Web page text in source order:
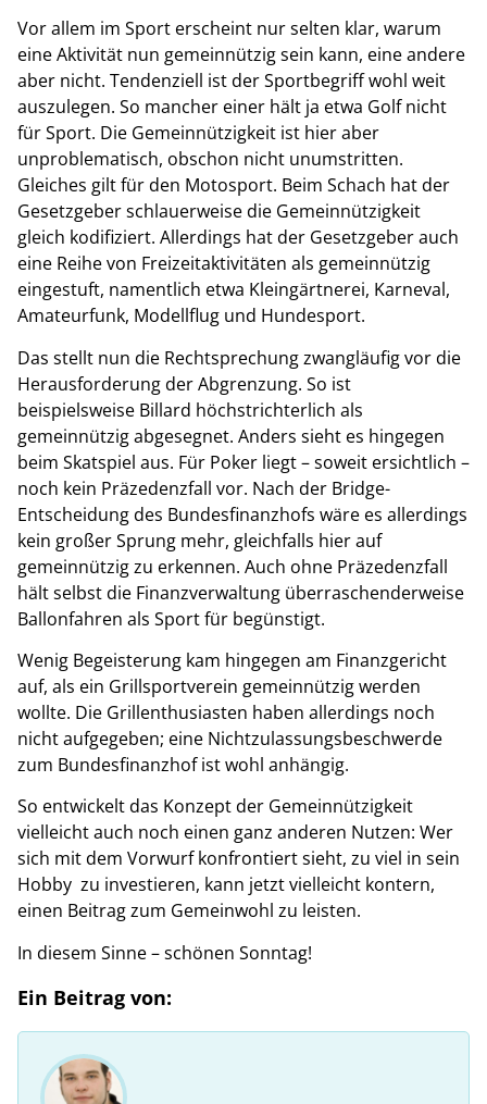
Vor allem im Sport erscheint nur selten klar, warum
eine Aktivität nun gemeinnützig sein kann, eine andere
aber nicht. Tendenziell ist der Sportbegriff wohl weit
auszulegen. So mancher einer hält ja etwa Golf nicht
für Sport. Die Gemeinnützigkeit ist hier aber
unproblematisch, obschon nicht unumstritten.
Gleiches gilt für den Motosport. Beim Schach hat der
Gesetzgeber schlauerweise die Gemeinnützigkeit
gleich kodifiziert. Allerdings hat der Gesetzgeber auch
eine Reihe von Freizeitaktivitäten als gemeinnützig
eingestuft, namentlich etwa Kleingärtnerei, Karneval,
Amateurfunk, Modellflug und Hundesport.
Das stellt nun die Rechtsprechung zwangläufig vor die
Herausforderung der Abgrenzung. So ist
beispielsweise Billard höchstrichterlich als
gemeinnützig abgesegnet. Anders sieht es hingegen
beim Skatspiel aus. Für Poker liegt – soweit ersichtlich –
noch kein Präzedenzfall vor. Nach der Bridge-
Entscheidung des Bundesfinanzhofs wäre es allerdings
kein großer Sprung mehr, gleichfalls hier auf
gemeinnützig zu erkennen. Auch ohne Präzedenzfall
hält selbst die Finanzverwaltung überraschenderweise
Ballonfahren als Sport für begünstigt.
Wenig Begeisterung kam hingegen am Finanzgericht
auf, als ein Grillsportverein gemeinnützig werden
wollte. Die Grillenthusiasten haben allerdings noch
nicht aufgegeben; eine Nichtzulassungsbeschwerde
zum Bundesfinanzhof ist wohl anhängig.
So entwickelt das Konzept der Gemeinnützigkeit
vielleicht auch noch einen ganz anderen Nutzen: Wer
sich mit dem Vorwurf konfrontiert sieht, zu viel in sein
Hobby zu investieren, kann jetzt vielleicht kontern,
einen Beitrag zum Gemeinwohl zu leisten.
In diesem Sinne – schönen Sonntag!
Ein Beitrag von: